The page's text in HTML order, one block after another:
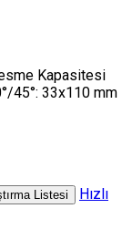
Kapasitesi
45°: 33x110 mm
Listesi
Hızlı